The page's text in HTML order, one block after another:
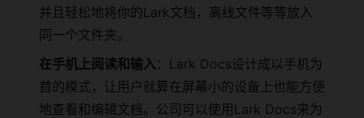
并且轻松地将你的Lark文档，离线文件等等放入
同一个文件夹。
在手机上阅读和输入 ：Lark Docs设计成以手机为
首的模式，让用户就算在屏幕小的设备上也能方便
地查看和编辑文档。公司可以使用Lark Docs来为